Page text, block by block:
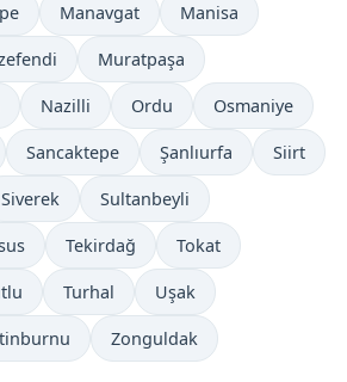
Manavgat Manisa
Muratpaşa
Nazilli Ordu Osmaniye
Sancaktepe Şanlıurfa Siirt
Siverek Sultanbeyli
Tekirdağ Tokat
Turhal Uşak
Zonguldak